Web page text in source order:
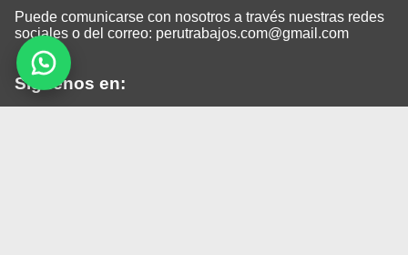
Puede comunicarse con nosotros a través nuestras redes
sociales o del correo: perutrabajos.com@gmail.com
Siguenos en: